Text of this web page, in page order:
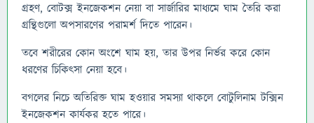
গ্রহণ, বোটক্স ইনজেকশন নেয়া বা সার্জারির মাধ্যমে ঘাম তৈরি করা
গ্রন্থিগুলো অপসারণের পরামর্শ দিতে পারেন।
তবে শরীরের কোন অংশে ঘাম হয়, তার উপর নির্ভর করে কোন
ধরণের চিকিৎসা নেয়া হবে।
বগলের নিচে অতিরিক্ত ঘাম হওয়ার সমস্যা থাকলে বোটুলিনাম টক্সিন
ইনজেকশন কার্যকর হতে পারে।